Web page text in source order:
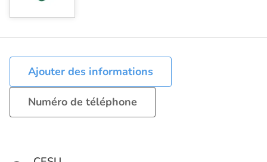
Ajouter des informations
Numéro de téléphone